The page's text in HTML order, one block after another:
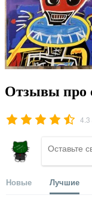
Отзывы про
4.3
Новые Лучшие